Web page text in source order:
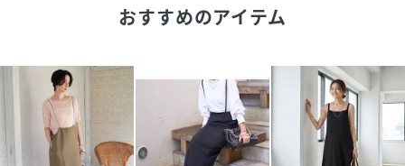
「洗濯表示」を必ずご確認ください。
しても発送いたします。
あらかじめご了承ください。
性別タイプ レディース
おすすめのアイテム